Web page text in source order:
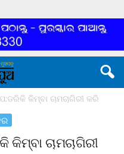
କିମ୍ବା ଚାମଚାଗିରୀ କରି
ଚାମଚାଗିରୀ